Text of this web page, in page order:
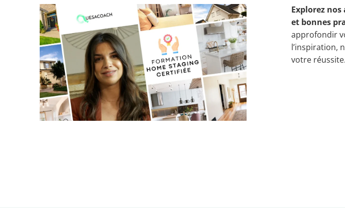
Explorez
et bonnes
approfondir
l’inspiration,
votre réussite.